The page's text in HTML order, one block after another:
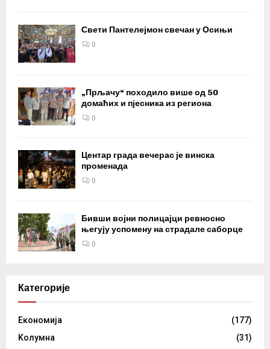
Свети Пантелејмон свечан у Осињи
0
„Прљачу“ походило више од 50
домаћих и пјесника из региона
0
Центар града вечерас је винска
променада
0
Бивши војни полицајци ревносно
његују успомену на страдале саборце
0
Категорије
Eкономија
(177)
Kолумнa
(31)